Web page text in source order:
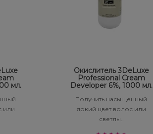
мл.
или
Окислитель 3DeLuxe
Professional Cream
Developer 6%, 1000 мл.
Получить насыщенный
яркий цвет волос или
светлы..